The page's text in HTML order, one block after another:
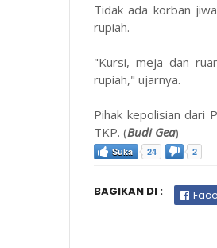
Tidak ada korban
rupiah.
"Kursi, meja dan
rupiah," ujarnya.
Pihak kepolisian dari
TKP. (Budi Gea)
Suka 24 2
BAGIKAN DI :